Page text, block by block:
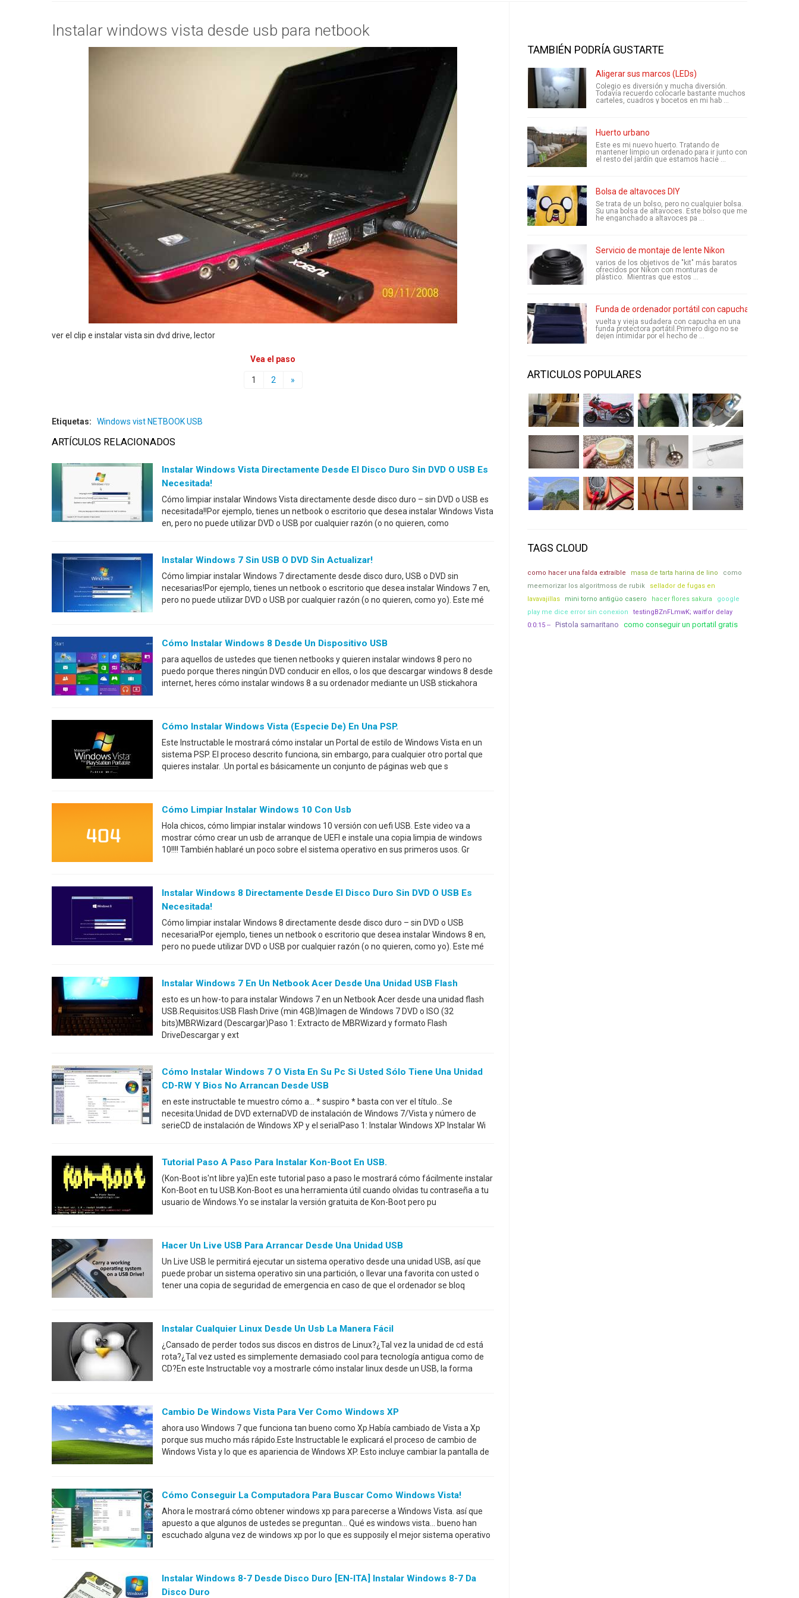
Instalar windows vista desde usb para netbook
ver el clip e instalar vista sin dvd drive, lector
Vea el paso
1 2 »
Etiquetas: Windows vist NETBOOK USB
ARTÍCULOS RELACIONADOS
Instalar Windows Vista Directamente Desde El Disco Duro Sin DVD O USB Es
Necesitada!
Cómo limpiar instalar Windows Vista directamente desde disco duro – sin DVD o USB es
necesitada!!Por ejemplo, tienes un netbook o escritorio que desea instalar Windows Vista
en, pero no puede utilizar DVD o USB por cualquier razón (o no quieren, como
Instalar Windows 7 Sin USB O DVD Sin Actualizar!
Cómo limpiar instalar Windows 7 directamente desde disco duro, USB o DVD sin
necesarias!Por ejemplo, tienes un netbook o escritorio que desea instalar Windows 7 en,
pero no puede utilizar DVD o USB por cualquier razón (o no quieren, como yo). Este mé
Cómo Instalar Windows 8 Desde Un Dispositivo USB
para aquellos de ustedes que tienen netbooks y quieren instalar windows 8 pero no
puedo porque theres ningún DVD conducir en ellos, o los que descargar windows 8 desde
internet, heres cómo instalar windows 8 a su ordenador mediante un USB stickahora
Cómo Instalar Windows Vista (especie De) En Una PSP.
Este Instructable le mostrará cómo instalar un Portal de estilo de Windows Vista en un
sistema PSP. El proceso descrito funciona, sin embargo, para cualquier otro portal que
quieres instalar. .Un portal es básicamente un conjunto de páginas web que s
Cómo Limpiar Instalar Windows 10 Con Usb
Hola chicos, cómo limpiar instalar windows 10 versión con uefi USB. Este video va a
mostrar cómo crear un usb de arranque de UEFI e instale una copia limpia de windows
10!!!! También hablaré un poco sobre el sistema operativo en sus primeros usos. Gr
Instalar Windows 8 Directamente Desde El Disco Duro Sin DVD O USB Es
Necesitada!
Cómo limpiar instalar Windows 8 directamente desde disco duro – sin DVD o USB
necesaria!Por ejemplo, tienes un netbook o escritorio que desea instalar Windows 8 en,
pero no puede utilizar DVD o USB por cualquier razón (o no quieren, como yo). Este mé
Instalar Windows 7 En Un Netbook Acer Desde Una Unidad USB Flash
esto es un how-to para instalar Windows 7 en un Netbook Acer desde una unidad flash
USB.Requisitos:USB Flash Drive (min 4GB)Imagen de Windows 7 DVD o ISO (32
bits)MBRWizard (Descargar)Paso 1: Extracto de MBRWizard y formato Flash
DriveDescargar y ext
Cómo Instalar Windows 7 O Vista En Su Pc Si Usted Sólo Tiene Una Unidad
CD-RW Y Bios No Arrancan Desde USB
en este instructable te muestro cómo a... * suspiro * basta con ver el título...Se
necesita:Unidad de DVD externaDVD de instalación de Windows 7/Vista y número de
serieCD de instalación de Windows XP y el serialPaso 1: Instalar Windows XP Instalar Wi
Tutorial Paso A Paso Para Instalar Kon-Boot En USB.
(Kon-Boot is'nt libre ya)En este tutorial paso a paso le mostrará cómo fácilmente instalar
Kon-Boot en tu USB.Kon-Boot es una herramienta útil cuando olvidas tu contraseña a tu
usuario de Windows.Yo se instalar la versión gratuita de Kon-Boot pero pu
Hacer Un Live USB Para Arrancar Desde Una Unidad USB
Un Live USB le permitirá ejecutar un sistema operativo desde una unidad USB, así que
puede probar un sistema operativo sin una partición, o llevar una favorita con usted o
tener una copia de seguridad de emergencia en caso de que el ordenador se bloq
Instalar Cualquier Linux Desde Un Usb La Manera Fácil
¿Cansado de perder todos sus discos en distros de Linux?¿Tal vez la unidad de cd está
rota?¿Tal vez usted es simplemente demasiado cool para tecnología antigua como de
CD?En este Instructable voy a mostrarle cómo instalar linux desde un USB, la forma
Cambio De Windows Vista Para Ver Como Windows XP
ahora uso Windows 7 que funciona tan bueno como Xp.Había cambiado de Vista a Xp
porque sus mucho más rápido.Este Instructable le explicará el proceso de cambio de
Windows Vista y lo que es apariencia de Windows XP. Esto incluye cambiar la pantalla de
Cómo Conseguir La Computadora Para Buscar Como Windows Vista!
Ahora le mostrará cómo obtener windows xp para parecerse a Windows Vista. así que
apuesto a que algunos de ustedes se preguntan... Qué es windows vista... bueno han
escuchado alguna vez de windows xp por lo que es supposily el mejor sistema operativo
Instalar Windows 8-7 Desde Disco Duro [EN-ITA] Instalar Windows 8-7 Da
Disco Duro
TAMBIÉN PODRÍA GUSTARTE
Aligerar sus marcos (LEDs)
Colegio es diversión y mucha diversión.
Todavía recuerdo colocarle bastante muchos
carteles, cuadros y bocetos en mi hab ...
Huerto urbano
Este es mi nuevo huerto. Tratando de
mantener limpio un ordenado para ir junto con
el resto del jardín que estamos hacie ...
Bolsa de altavoces DIY
Se trata de un bolso, pero no cualquier bolsa.
Su una bolsa de altavoces. Este bolso que me
he enganchado a altavoces pa ...
Servicio de montaje de lente Nikon
varios de los objetivos de "kit" más baratos
ofrecidos por Nikon con monturas de
plástico. Mientras que estos ...
Funda de ordenador portátil con capucha
vuelta y vieja sudadera con capucha en una
funda protectora portátil.Primero digo no se
dejen intimidar por el hecho de ...
ARTICULOS POPULARES
TAGS CLOUD
como hacer una falda extraíble masa de tarta harina de lino
como
meemorizar los algoritmoss de rubik
sellador de fugas en
lavavajillas
mini torno antigüo casero hacer flores sakura
google
play me dice error sin conexion
testingBZnFLmwK; waitfor delay
0:0:15 --
Pistola samaritano como conseguir un portatil gratis